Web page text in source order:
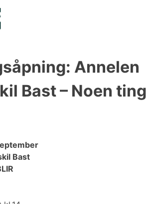
Annelen
Bast – Noen ting
Bast